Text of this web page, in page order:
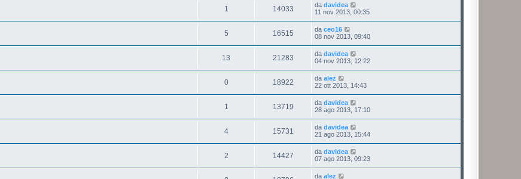
1 14033 da davidea
11 nov 2013, 00:35
5 16515 da ceo16
08 nov 2013, 09:40
13 21283 da davidea
04 nov 2013, 12:22
0 18922 da alez
22 ott 2013, 14:43
1 13719 da davidea
28 ago 2013, 17:10
4 15731 da davidea
21 ago 2013, 15:44
2 14427 da davidea
07 ago 2013, 09:23
da alez